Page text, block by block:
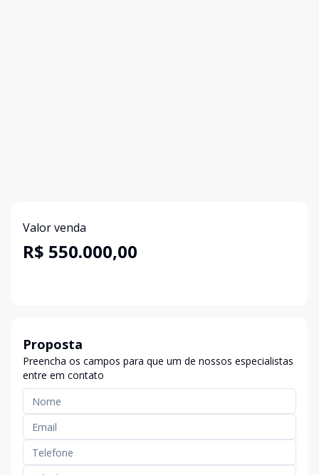
Valor venda
R$ 550.000,00
Proposta
Preencha os campos para que um de nossos especialistas
entre em contato